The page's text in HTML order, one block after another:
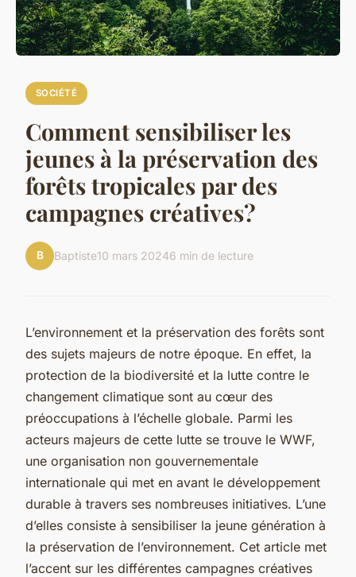
SOCIÉTÉ
Comment sensibiliser les
jeunes à la préservation des
forêts tropicales par des
campagnes créatives?
B Baptiste10 mars 20246 min de lecture
L’environnement et la préservation des forêts sont
des sujets majeurs de notre époque. En effet, la
protection de la biodiversité et la lutte contre le
changement climatique sont au cœur des
préoccupations à l’échelle globale. Parmi les
acteurs majeurs de cette lutte se trouve le WWF,
une organisation non gouvernementale
internationale qui met en avant le développement
durable à travers ses nombreuses initiatives. L’une
d’elles consiste à sensibiliser la jeune génération à
la préservation de l’environnement. Cet article met
l’accent sur les différentes campagnes créatives